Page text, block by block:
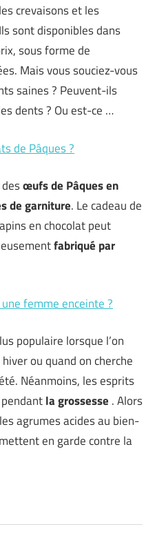
crevaisons et les
sont disponibles dans
sous forme de
Mais vous souciez-vous
saines ? Peuvent-ils
dents ? Ou est-ce …
de Pâques ?
œufs de Pâques en
de garniture. Le cadeau de
en chocolat peut
fabriqué par
femme enceinte ?
populaire lorsque l’on
ou quand on cherche
Néanmoins, les esprits
la grossesse . Alors
agrumes acides au bien-
en garde contre la